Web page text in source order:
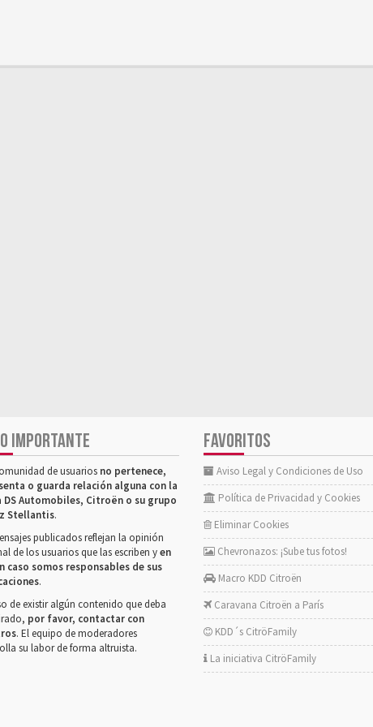
IMPORTANTE
de usuarios no pertenece,
o guarda relación alguna con la
DS Automobiles, Citroën o su grupo
Stellantis.
publicados reflejan la opinión
de los usuarios que las escriben yen
caso somos responsables de sus
.
de existir algún contenido que deba
por favor, contactar con
. El equipo de moderadores
su labor de forma altruista.
FAVORITOS
Aviso Legal y Condiciones de Uso
Política de Privacidad y Cookies
Eliminar Cookies
Chevronazos: ¡Sube tus fotos!
Macro KDD Citroën
Caravana Citroën a París
KDD´s CitröFamily
La iniciativa CitröFamily